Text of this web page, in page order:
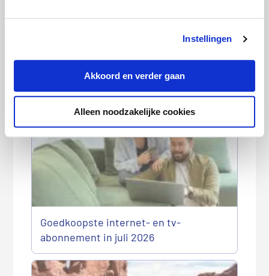
Instellingen
Akkoord en verder gaan
Alleen noodzakelijke cookies
r
t
e
Goedkoopste internet- en tv-
abonnement in augustus 2026
Goedkoopste internet- en tv-
abonnement in juli 2026